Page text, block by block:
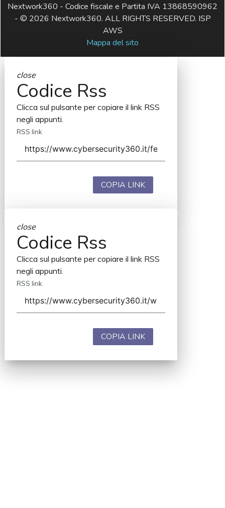
Nextwork360 - Codice fiscale e Partita IVA 13868590962
- © 2026 Nextwork360. ALL RIGHTS RESERVED. ISP
AWS
Mappa del sito
close
Codice Rss
Clicca sul pulsante per copiare il link RSS
negli appunti.
RSS link
COPIA LINK
close
Codice Rss
Clicca sul pulsante per copiare il link RSS
negli appunti.
RSS link
COPIA LINK